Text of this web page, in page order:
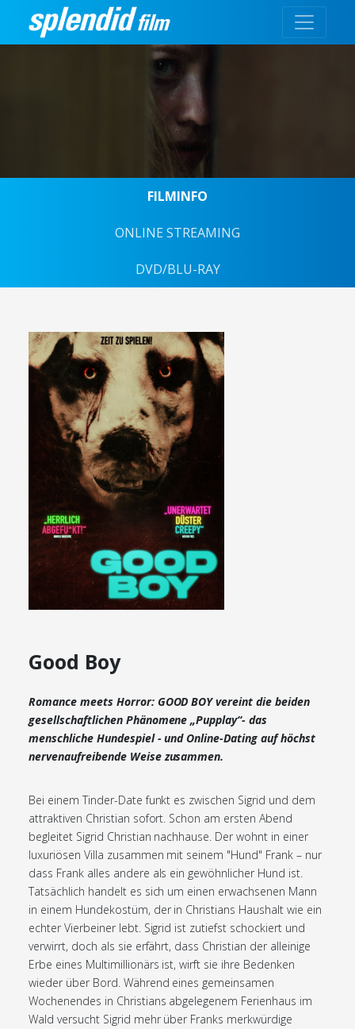
FILMINFO
ONLINE STREAMING
DVD/BLU-RAY
Good Boy
Romance meets Horror: GOOD BOY vereint die beiden
gesellschaftlichen Phänomene „Pupplay“- das
menschliche Hundespiel - und Online-Dating auf höchst
nervenaufreibende Weise zusammen.
Bei einem Tinder-Date funkt es zwischen Sigrid und dem
attraktiven Christian sofort. Schon am ersten Abend
begleitet Sigrid Christian nachhause. Der wohnt in einer
luxuriösen Villa zusammen mit seinem "Hund" Frank – nur
dass Frank alles andere als ein gewöhnlicher Hund ist.
Tatsächlich handelt es sich um einen erwachsenen Mann
in einem Hundekostüm, der in Christians Haushalt wie ein
echter Vierbeiner lebt. Sigrid ist zutiefst schockiert und
verwirrt, doch als sie erfährt, dass Christian der alleinige
Erbe eines Multimillionärs ist, wirft sie ihre Bedenken
wieder über Bord. Während eines gemeinsamen
Wochenendes in Christians abgelegenem Ferienhaus im
Wald versucht Sigrid mehr über Franks merkwürdige